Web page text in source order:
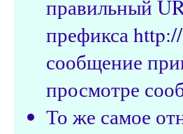
правильный
префикса
сообщение
просмотре
То же самое